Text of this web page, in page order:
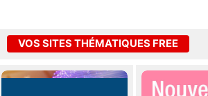
VOS SITES THÉMATIQUES FREE